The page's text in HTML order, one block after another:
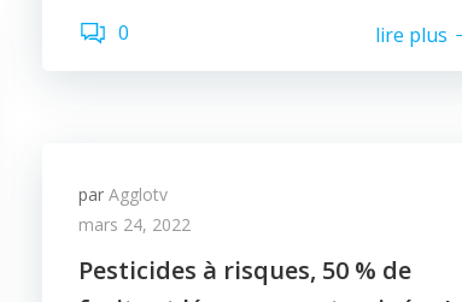
0 lire plus
par Agglotv
mars 24, 2022
Pesticides à risques, 50 % de